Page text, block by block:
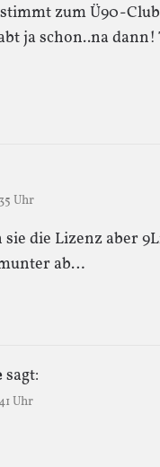
zum Ü90-
ja schon..na dann!
Uhr
die Lizenz aber
ab…
sagt:
Uhr